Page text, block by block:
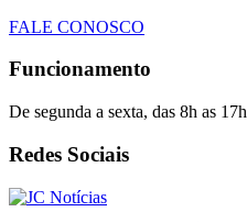
FALE CONOSCO
Funcionamento
De segunda a sexta, das 8h as 17h
Redes Sociais